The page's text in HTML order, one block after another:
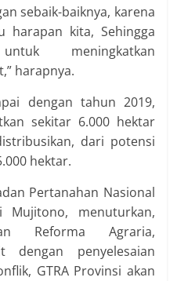
sebaik-baiknya, karena
harapan kita, Sehingga
meningkatkan
harapnya.
dengan tahun 2019,
sekitar 6.000 hektar
dari potensi
hektar.
Pertanahan Nasional
Mujitono, menuturkan,
Reforma Agraria,
dengan penyelesaian
GTRA Provinsi akan